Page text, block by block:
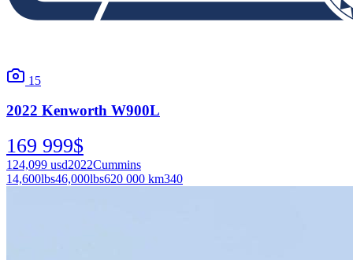
15
2022 Kenworth W900L
169 999$
124,099 usd2022Cummins
14,600lbs46,000lbs620 000 km340